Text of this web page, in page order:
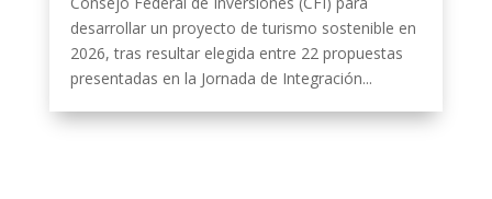
desarrollar un proyecto de turismo sostenible en
2026, tras resultar elegida entre 22 propuestas
presentadas en la Jornada de Integración...